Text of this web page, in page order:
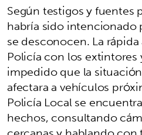
Según testigos y fuentes
habría sido
se desconocen. La
Policía con los
impedido que la
afectara a vehículos
Policía Local se
hechos, consultando